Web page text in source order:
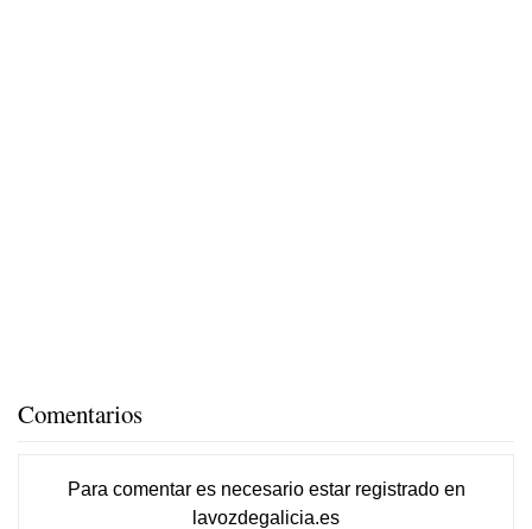
Comentarios
Para comentar es necesario estar registradoen
lavozdegalicia.es